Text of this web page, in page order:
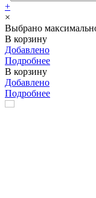
+
×
Выбрано
В корзину
Добавлено
Подробнее
В корзину
Добавлено
Подробнее